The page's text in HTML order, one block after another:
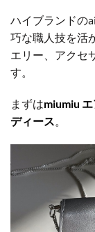
ハイブランドの
巧な職人技を活
エリー、アクセ
す。
まずはmiumiu
ディース。